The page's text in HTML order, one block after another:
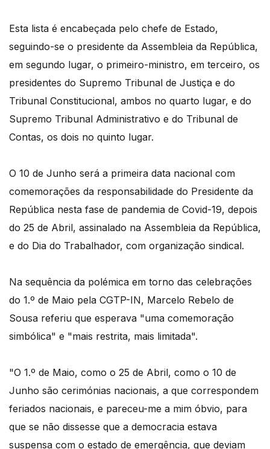
Esta lista é encabeçada pelo chefe de Estado,
seguindo-se o presidente da Assembleia da República,
em segundo lugar, o primeiro-ministro, em terceiro, os
presidentes do Supremo Tribunal de Justiça e do
Tribunal Constitucional, ambos no quarto lugar, e do
Supremo Tribunal Administrativo e do Tribunal de
Contas, os dois no quinto lugar.
O 10 de Junho será a primeira data nacional com
comemorações da responsabilidade do Presidente da
República nesta fase de pandemia de Covid-19, depois
do 25 de Abril, assinalado na Assembleia da República,
e do Dia do Trabalhador, com organização sindical.
Na sequência da polémica em torno das celebrações
do 1.º de Maio pela CGTP-IN, Marcelo Rebelo de
Sousa referiu que esperava "uma comemoração
simbólica" e "mais restrita, mais limitada".
"O 1.º de Maio, como o 25 de Abril, como o 10 de
Junho são cerimónias nacionais, a que correspondem
feriados nacionais, e pareceu-me a mim óbvio, para
que se não dissesse que a democracia estava
suspensa com o estado de emergência, que deviam